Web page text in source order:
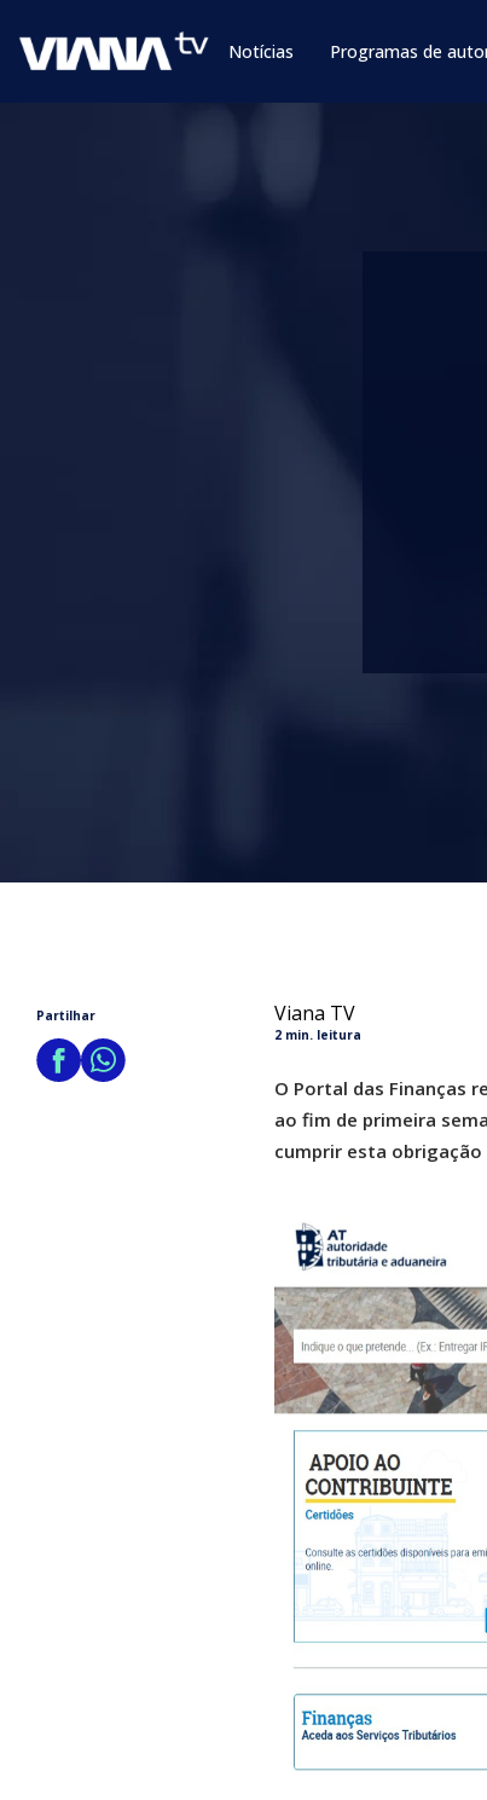
Notícias Programas de
Partilhar Viana TV
2 min. leitura
O Portal das Finanças
ao fim de primeira
cumprir esta